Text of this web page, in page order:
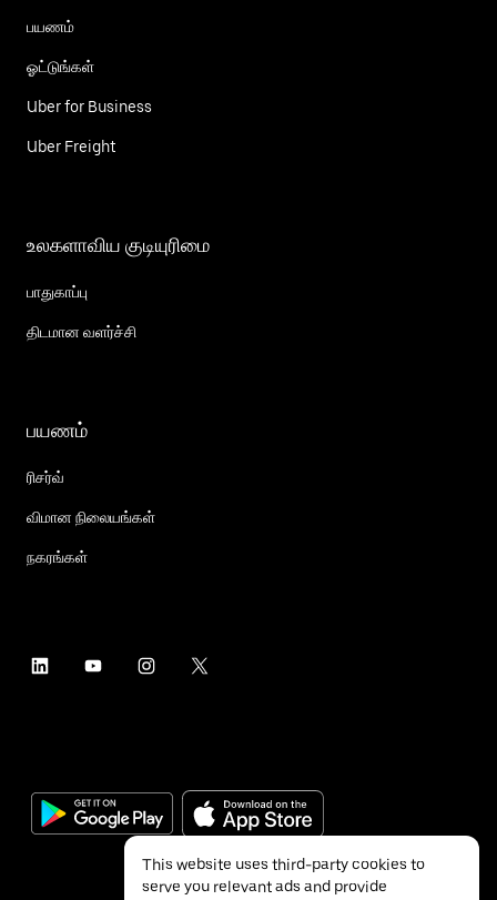
பயணம்
ஓட்டுங்கள்
Uber for Business
Uber Freight
உலகளாவிய குடியுரிமை
பாதுகாப்பு
திடமான வளர்ச்சி
பயணம்
ரிசர்வ்
விமான நிலையங்கள்
நகரங்கள்
This website uses third-party cookies to
serve you relevant ads and provide